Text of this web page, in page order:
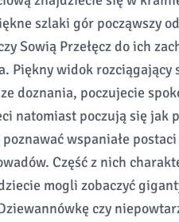
szlaki gór począwszy
Sowią Przełęcz do ich
Piękny widok rozciągający
doznania, poczujecie
natomiast poczują się jak
poznawać wspaniałe
Część z nich
mogli zobaczyć
czy